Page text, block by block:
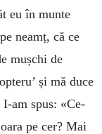
eu în munte
neamț, că ce
mușchi de
și mă duce
am spus: «Ce-
pe cer? Mai